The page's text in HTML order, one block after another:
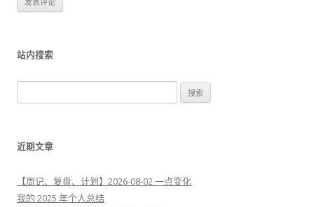
站内搜索
索
近期文章
【周记、复盘、计划】2026-08-02 一点变化
我的 2025 年个人总结